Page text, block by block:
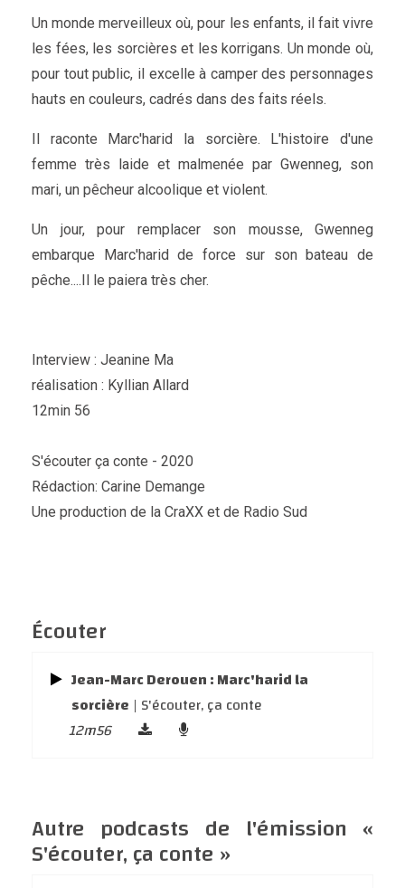
Un monde merveilleux où, pour les enfants, il fait vivre
les fées, les sorcières et les korrigans. Un monde où,
pour tout public, il excelle à camper des personnages
hauts en couleurs, cadrés dans des faits réels.
Il raconte Marc'harid la sorcière. L'histoire d'une
femme très laide et malmenée par Gwenneg, son
mari, un pêcheur alcoolique et violent.
Un jour, pour remplacer son mousse, Gwenneg
embarque Marc'harid de force sur son bateau de
pêche....Il le paiera très cher.
Interview : Jeanine Ma
réalisation : Kyllian Allard
12min 56
S'écouter ça conte - 2020
Rédaction: Carine Demange
Une production de la CraXX et de Radio Sud
Écouter
Jean-Marc Derouen : Marc'harid la
sorcière | S'écouter, ça conte
12m56
Autre podcasts de l'émission «
S'écouter, ça conte »